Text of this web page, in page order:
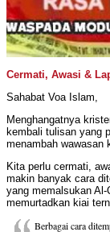
Cermati, Awasi &
Sahabat Voa Islam,
Menghangatnya
kembali tulisan yang
menambah wawasan
Kita perlu cermati,
makin banyak cara
yang memalsukan
memurtadkan kiai
Berbagai cara